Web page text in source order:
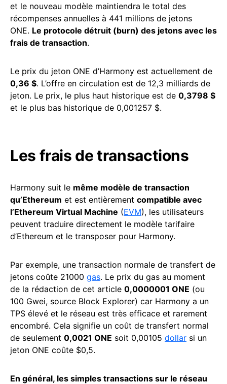
et le nouveau modèle maintiendra le total des
récompenses annuelles à 441 millions de jetons
ONE. Le protocole détruit (burn) des jetons avec les
frais de transaction.
Le prix du jeton ONE d’Harmony est actuellement de
0,36 $. L’offre en circulation est de 12,3 milliards de
jeton. Le prix, le plus haut historique est de 0,3798 $
et le plus bas historique de 0,001257 $.
Les frais de transactions
Harmony suit le même modèle de transaction
qu’Ethereum et est entièrement compatible avec
l’Ethereum Virtual Machine (EVM), les utilisateurs
peuvent traduire directement le modèle tarifaire
d’Ethereum et le transposer pour Harmony.
Par exemple, une transaction normale de transfert de
jetons coûte 21000 gas. Le prix du gas au moment
de la rédaction de cet article 0,0000001 ONE (ou
100 Gwei, source Block Explorer) car Harmony a un
TPS élevé et le réseau est très efficace et rarement
encombré. Cela signifie un coût de transfert normal
de seulement 0,0021 ONE soit 0,00105 dollar si un
jeton ONE coûte $0,5.
En général, les simples transactions sur le réseau